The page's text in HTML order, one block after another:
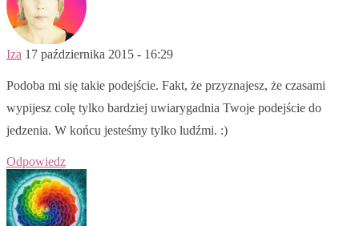
Iza 17 października 2015 - 16:29
Podoba mi się takie podejście. Fakt, że przyznajesz, że czasami
wypijesz colę tylko bardziej uwiarygadnia Twoje podejście do
jedzenia. W końcu jesteśmy tylko ludźmi. :)
Odpowiedz